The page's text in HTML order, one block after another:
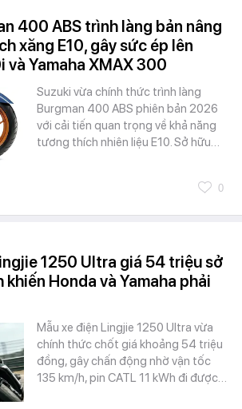
400 ABS trình làng bản nâng
xăng E10, gây sức ép lên
và Yamaha XMAX 300
Suzuki vừa chính thức trình làng
Burgman 400 ABS phiên bản 2026
với cải tiến quan trọng về khả năng
tương thích nhiên liệu E10. Sở hữu…
0
1250 Ultra giá 54 triệu sở
khiến Honda và Yamaha phải
Mẫu xe điện Lingjie 1250 Ultra vừa
chính thức chốt giá khoảng 54 triệu
đồng, gây chấn động nhờ vận tốc
135 km/h, pin CATL 11 kWh đi được…